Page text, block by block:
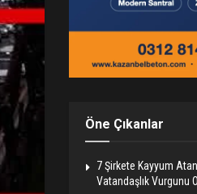
Öne Çıkanlar
7 Şirkete Kayyum
Vatandaşlık Vurgunu